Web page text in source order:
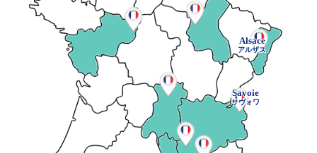
Alsace
アルザス
Savoie
サヴォワ